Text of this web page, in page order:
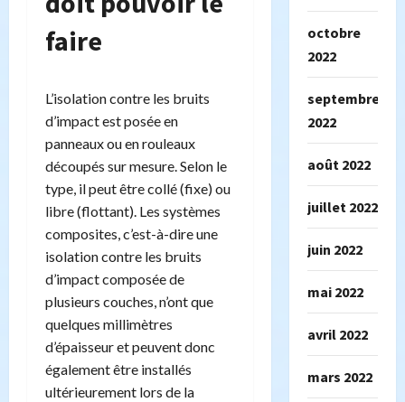
faire
L’isolation contre les bruits
d’impact est posée en
panneaux ou en rouleaux
découpés sur mesure. Selon le
type, il peut être collé (fixe) ou
libre (flottant). Les systèmes
composites, c’est-à-dire une
isolation contre les bruits
d’impact composée de
plusieurs couches, n’ont que
quelques millimètres
d’épaisseur et peuvent donc
également être installés
ultérieurement lors de la
octobre
2022
septembre
2022
août 2022
juillet 2022
juin 2022
mai 2022
avril 2022
mars 2022